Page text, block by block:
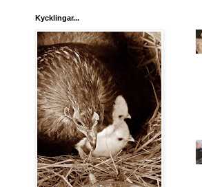
Kycklingar...